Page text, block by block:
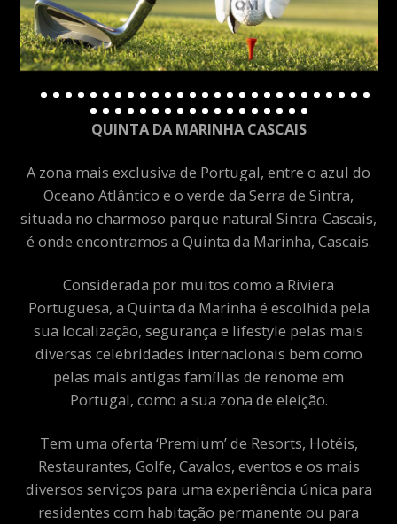
QUINTA DA MARINHA CASCAIS
A zona mais exclusiva de Portugal, entre o azul do
Oceano Atlântico e o verde da Serra de Sintra,
situada no charmoso parque natural Sintra-Cascais,
é onde encontramos a Quinta da Marinha, Cascais.
Considerada por muitos como a Riviera
Portuguesa, a Quinta da Marinha é escolhida pela
sua localização, segurança e lifestyle pelas mais
diversas celebridades internacionais bem como
pelas mais antigas famílias de renome em
Portugal, como a sua zona de eleição.
Tem uma oferta ‘Premium’ de Resorts, Hotéis,
Restaurantes, Golfe, Cavalos, eventos e os mais
diversos serviços para uma experiência única para
residentes com habitação permanente ou para